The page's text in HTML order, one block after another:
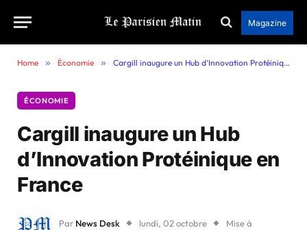
Magazine
Home » Économie » Cargill inaugure un Hub d’Innovation Protéinique en France
ÉCONOMIE
Cargill inaugure un Hub
d’Innovation Protéinique en
France
Par News Desk lundi, 02 octobre Mise à